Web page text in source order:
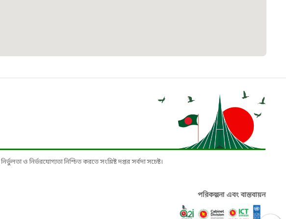
১৬১০৯
বাংলাদেশ কর্মচারী কল্যাণ বোর্ড হটলাইন
০১৯০৮৮৮৮৮৮৮
১৬১১৩
ও নির্ভরযোগ্যতা নিশ্চিত করতে সংশ্লিষ্ট দপ্তর সর্বদা সচেষ্ট।
পরিকল্পনা এবং বাস্তবায়ন